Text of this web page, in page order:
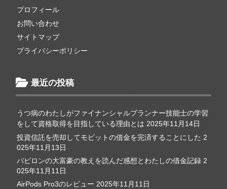
プロフィール
お問い合わせ
サイトマップ
プライバシーポリシー
最近の投稿
うつ病のわたしがファイナンシャルプランナー技能士の学習
をして資格取得を目指している理由とは 2025年11月14日
投資信託を売却してモビットの借金を完済することにした 2
025年11月13日
バビロンの大富豪の教えを読んだ感想とわたしの借金記録 2
025年11月11日
AirPods Pro3のレビュー 2025年11月11日